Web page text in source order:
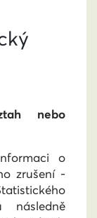
nebo
o
zrušení -
následně